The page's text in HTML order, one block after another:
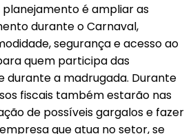
planejamento é ampliar as
durante o Carnaval,
segurança e acesso ao
quem participa das
durante a madrugada. Durante
fiscais também estarão nas
de possíveis gargalos e fazer
que atua no setor, se